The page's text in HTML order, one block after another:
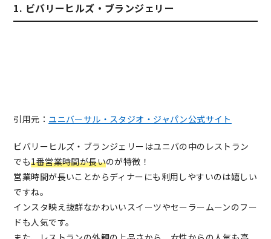
1. ビバリーヒルズ・ブランジェリー
引用元： ユニバーサル・スタジオ・ジャパン公式サイト
ビバリーヒルズ・ブランジェリーはユニバの中のレストラン
でも1番営業時間が長いのが特徴！
営業時間が長いことからディナーにも利用しやすいのは嬉しい
ですね。
インスタ映え抜群なかわいいスイーツやセーラームーンのフー
ドも人気です。